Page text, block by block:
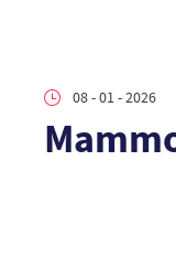
08 - 01 - 2026